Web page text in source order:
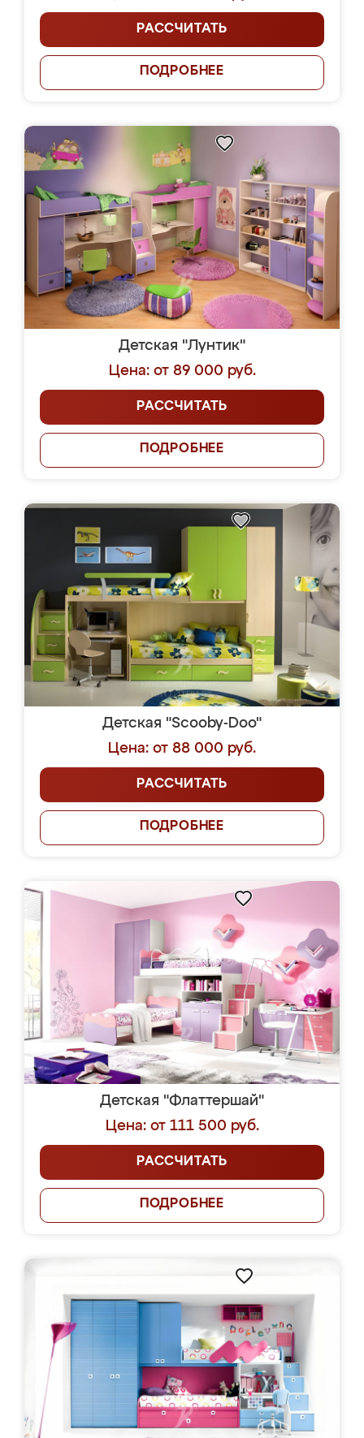
РАССЧИТАТЬ
ПОДРОБНЕЕ
Детская "Лунтик"
Цена: от 89 000 руб.
РАССЧИТАТЬ
ПОДРОБНЕЕ
Детская "Scooby-Doo"
Цена: от 88 000 руб.
РАССЧИТАТЬ
ПОДРОБНЕЕ
Детская "Флаттершай"
Цена: от 111 500 руб.
РАССЧИТАТЬ
ПОДРОБНЕЕ